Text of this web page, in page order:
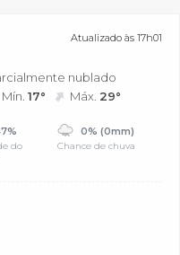
Atualizado às 17h01
nublado
Mín.17° Máx. 29°
do
0% (0mm)
Chance de chuva